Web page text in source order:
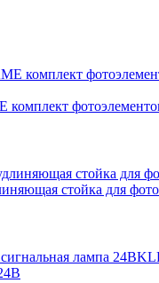
комплект
стойка для